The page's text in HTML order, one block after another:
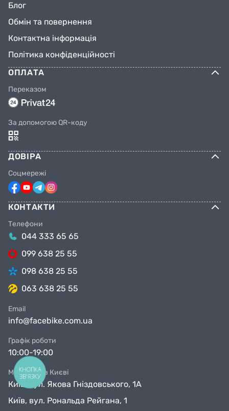
Блог
Обмін та повернення
Контактна інформація
Політика конфіденційності
ОПЛАТА
Переказом
За допомогою QR-коду
ДОВІРА
Соцмережі
КОНТАКТИ
Телефони
044 333 65 65
099 638 25 55
098 638 25 55
063 638 25 55
Email
info@facebike.com.ua
Графік роботи
10:00-19:00
Магазини в Києві
Київ, вул. Якова Гніздовського, 1А
Київ, вул. Рональда Рейгана, 1
КНОПКА
ЗВ'ЯЗКУ